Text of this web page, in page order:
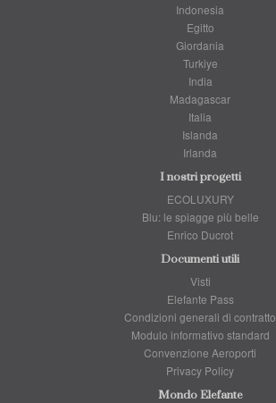
Indonesia
Egitto
Giordania
Turkiye
India
Madagascar
Italia
Islanda
Irlanda
I nostri progetti
ECOLUXURY
Blu: le spiagge più belle
Enrico Ducrot
Documenti utili
Visti
Elefante Pass
Condizioni generali di contratto
Modulo informativo standard
Convenzione Aeroporti
Privacy Policy
Mondo Elefante